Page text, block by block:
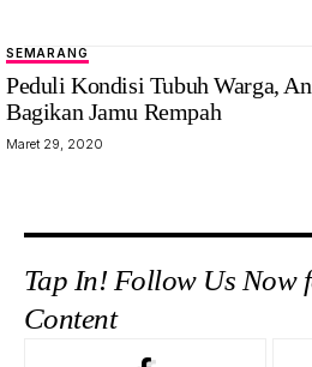
SEMARANG
Peduli Kondisi Tubuh Warga,
Bagikan Jamu Rempah
Maret 29, 2020
Tap In! Follow Us Now
Content